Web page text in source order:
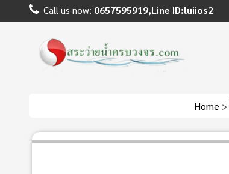
Call us now: 0657595919,Line ID:luiios2
Home >